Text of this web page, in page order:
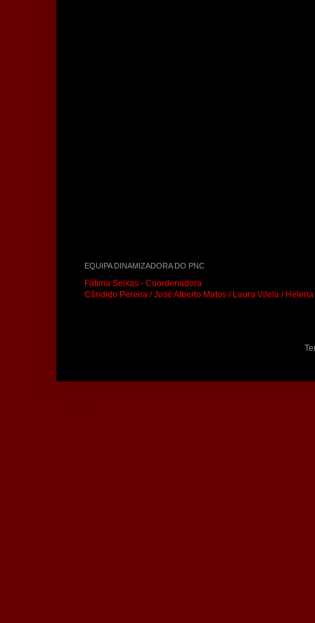
EQUIPA DINAMIZADORA DO PNC
Fátima Seixas - Coordenadora
Cândido Pereira / José Alberto Matos / Laura Vilela /